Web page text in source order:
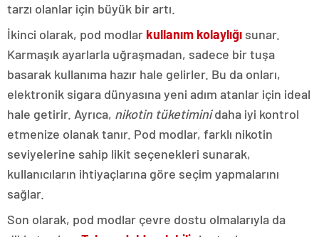
tarzı olanlar için büyük bir artı.
İkinci olarak, pod modlar kullanım kolaylığı sunar.
Karmaşık ayarlarla uğraşmadan, sadece bir tuşa
basarak kullanıma hazır hale gelirler. Bu da onları,
elektronik sigara dünyasına yeni adım atanlar için ideal
hale getirir. Ayrıca, nikotin tüketiminidaha iyi kontrol
etmenize olanak tanır. Pod modlar, farklı nikotin
seviyelerine sahip likit seçenekleri sunarak,
kullanıcıların ihtiyaçlarına göre seçim yapmalarını
sağlar.
Son olarak, pod modlar çevre dostu olmalarıyla da